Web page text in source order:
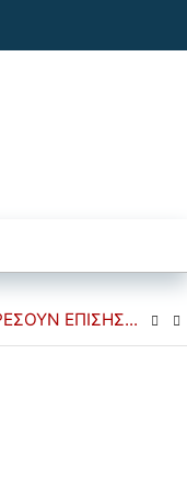
ΕΠΊΣΗΣ...